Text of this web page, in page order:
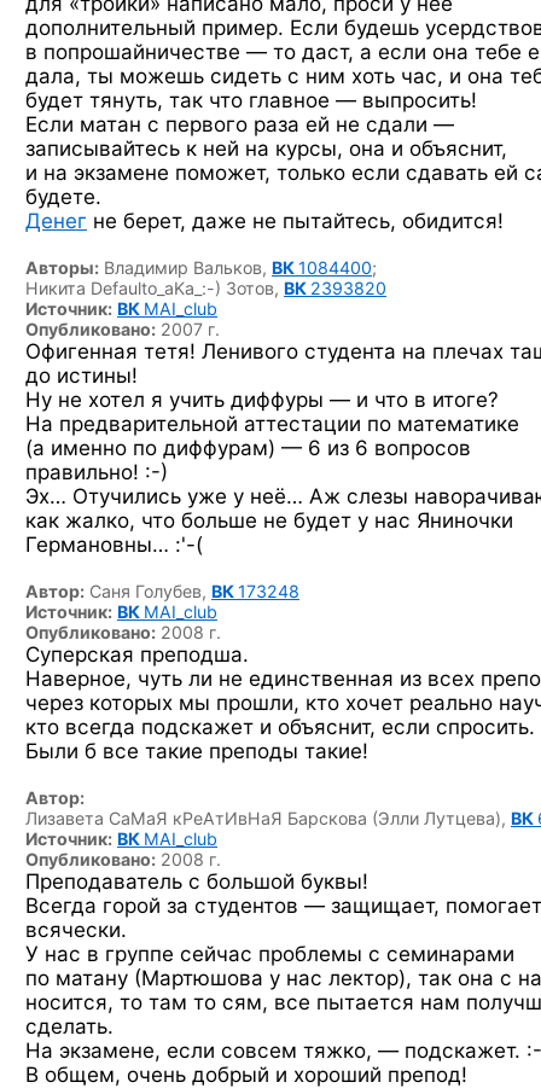
дополнительный пример. Если будешь
в попрошайничестве — то даст, а если она тебе
дала, ты можешь сидеть с ним хоть час, и она
будет тянуть, так что главное — выпросить!
Если матан с первого раза ей не сдали —
записывайтесь к ней на курсы, она и объяснит,
и на экзамене поможет, только если сдавать ей
будете.
Денег не берет, даже не пытайтесь, обидится!
Авторы: Владимир Вальков, ВК 1084400;
Никита Defaulto_aKa_:-) Зотов, ВК 2393820
Источник: ВК MAI_club
Опубликовано: 2007 г.
Офигенная тетя! Ленивого студента на плечах
до истины!
Ну не хотел я учить диффуры — и что в итоге?
На предварительной аттестации по математике
(а именно по диффурам) — 6 из 6 вопросов
правильно! :-)
Эх… Отучились уже у неё… Аж слезы
как жалко, что больше не будет у нас Яниночки
Германовны… :'-(
Автор: Саня Голубев, ВК 173248
Источник: ВК MAI_club
Опубликовано: 2008 г.
Суперская преподша.
Наверное, чуть ли не единственная из всех
через которых мы прошли, кто хочет реально
кто всегда подскажет и объяснит, если спросить.
Были б все такие преподы такие!
Автор:
Лизавета СаМаЯ кРеАтИвНаЯ Барскова (Элли Лутцева), ВК
Источник: ВК MAI_club
Опубликовано: 2008 г.
Преподаватель с большой буквы!
Всегда горой за студентов — защищает, помогает
всячески.
У нас в группе сейчас проблемы с семинарами
по матану (Мартюшова у нас лектор), так она с
носится, то там то сям, все пытается нам
сделать.
На экзамене, если совсем тяжко, — подскажет.
В общем, очень добрый и хороший препод!